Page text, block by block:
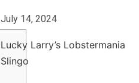
July 14, 2024
Lucky Larry’s Lobstermania
Slingo